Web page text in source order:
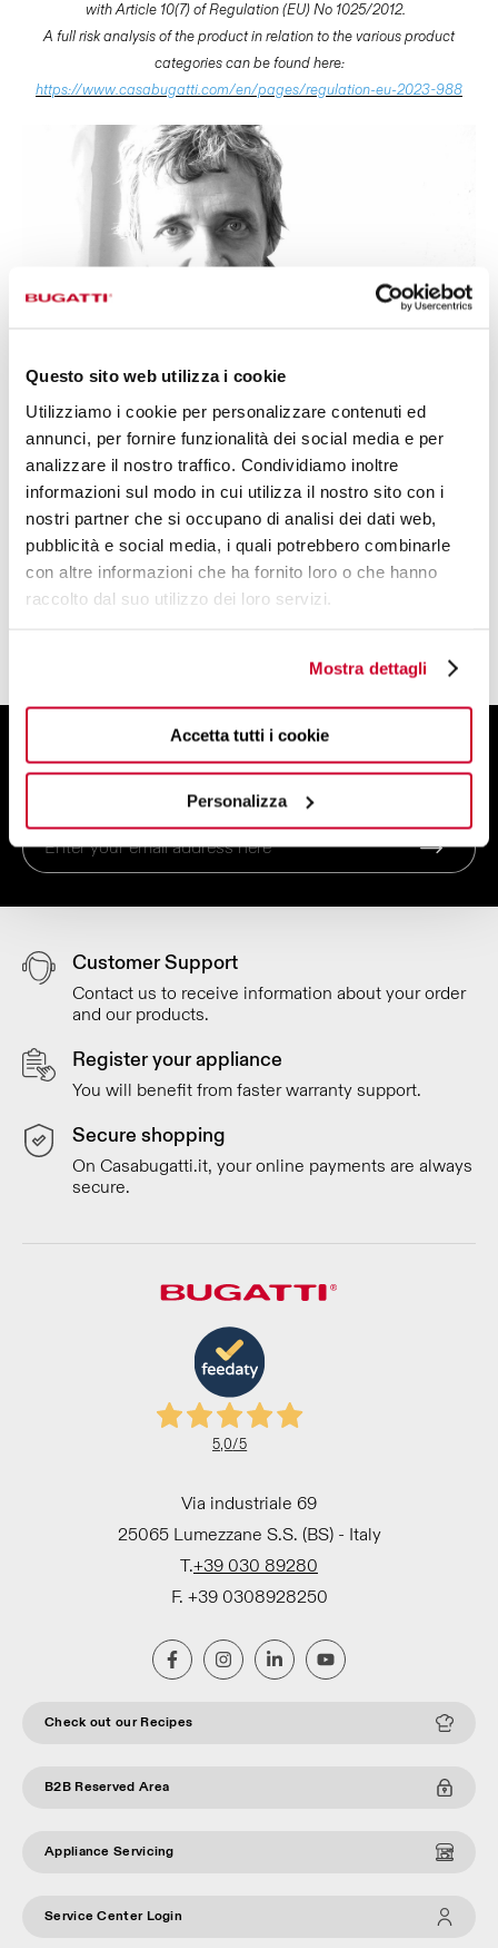
Questo sito web utilizza i cookie
Utilizziamo i cookie per personalizzare contenuti ed
annunci, per fornire funzionalità dei social media e per
analizzare il nostro traffico. Condividiamo inoltre
informazioni sul modo in cui utilizza il nostro sito con i
nostri partner che si occupano di analisi dei dati web,
pubblicità e social media, i quali potrebbero combinarle
con altre informazioni che ha fornito loro o che hanno
raccolto dal suo utilizzo dei loro servizi.
Mostra dettagli
Accetta tutti i cookie
Personalizza
with Article 10(7) of Regulation (EU) No 1025/2012.
A full risk analysis of the product in relation to the various product
categories can be found here:
https://www.casabugatti.com/en/pages/regulation-eu-2023-988
DESIGN BY
ANDREAS SEEGATZ
AN EXTRA ECLECTIC SOUL WITH A THING
FOR CONCEIVING BUGATTI BEST SELLERS.
FIND OUT MORE
SIGN UP FOR THE NEWSLETTER
And get 10% off your order
Customer Support
Contact us to receive information about your order
and our products.
Register your appliance
You will benefit from faster warranty support.
Secure shopping
On Casabugatti.it, your online payments are always
secure.
5,0/5
Via industriale 69
25065 Lumezzane S.S. (BS) - Italy
T.+39 030 89280
F. +39 0308928250
Check out our Recipes
B2B Reserved Area
Appliance Servicing
Service Center Login